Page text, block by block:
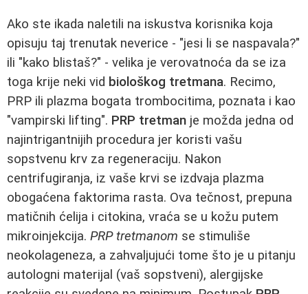
Ako ste ikada naletili na iskustva korisnika koja
opisuju taj trenutak neverice - "jesi li se naspavala?"
ili "kako blistaš?" - velika je verovatnoća da se iza
toga krije neki vid biološkog tretmana. Recimo,
PRP ili plazma bogata trombocitima, poznata i kao
"vampirski lifting". PRP tretman je možda jedna od
najintrigantnijih procedura jer koristi vašu
sopstvenu krv za regeneraciju. Nakon
centrifugiranja, iz vaše krvi se izdvaja plazma
obogaćena faktorima rasta. Ova tečnost, prepuna
matičnih ćelija i citokina, vraća se u kožu putem
mikroinjekcija. PRP tretmanom se stimuliše
neokolageneza, a zahvaljujući tome što je u pitanju
autologni materijal (vaš sopstveni), alergijske